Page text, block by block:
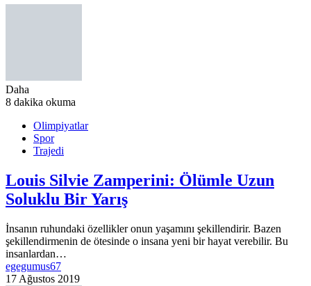
Daha
8 dakika okuma
Olimpiyatlar
Spor
Trajedi
Louis Silvie Zamperini: Ölümle Uzun
Soluklu Bir Yarış
İnsanın ruhundaki özellikler onun yaşamını şekillendirir. Bazen
şekillendirmenin de ötesinde o insana yeni bir hayat verebilir. Bu
insanlardan…
egegumus67
17 Ağustos 2019